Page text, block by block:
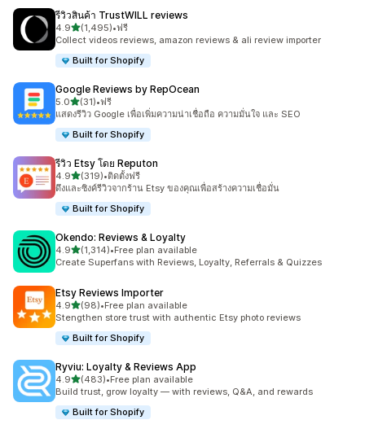
รีวิวสินค้า TrustWILL reviews
4.9เต็ม 5 ดาว
(1,495)
ทั้งหมด 1495 รีวิว
•ฟรี
Collect videos reviews, amazon reviews & ali review importer
Built for Shopify
Google Reviews by RepOcean
5.0เต็ม 5 ดาว
(31)
ทั้งหมด 31 รีวิว
•ฟรี
แสดงรีวิว Google เพื่อเพิ่มความน่าเชื่อถือ ความมั่นใจ และ SEO
Built for Shopify
รีวิว Etsy โดย Reputon
4.9เต็ม 5 ดาว
(319)
ทั้งหมด 319 รีวิว
•ติดตั้งฟรี
ดึงและซิงค์รีวิวจากร้าน Etsy ของคุณเพื่อสร้างความเชื่อมั่น
Built for Shopify
Okendo: Reviews & Loyalty
4.9เต็ม 5 ดาว
(1,314)
ทั้งหมด 1314 รีวิว
•Free plan available
Create Superfans with Reviews, Loyalty, Referrals & Quizzes
Etsy Reviews Importer
4.9เต็ม 5 ดาว
(98)
ทั้งหมด 98 รีวิว
•Free plan available
Stengthen store trust with authentic Etsy photo reviews
Built for Shopify
Ryviu: Loyalty & Reviews App
4.9เต็ม 5 ดาว
(483)
ทั้งหมด 483 รีวิว
•Free plan available
Build trust, grow loyalty — with reviews, Q&A, and rewards
Built for Shopify